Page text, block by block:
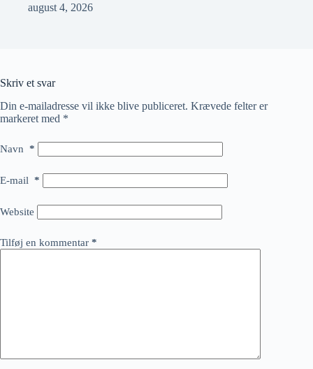
august 4, 2026
Skriv et svar
Din e-mailadresse vil ikke blive publiceret. Krævede felter er
markeret med *
Navn *
E-mail *
Website
Tilføj en kommentar *